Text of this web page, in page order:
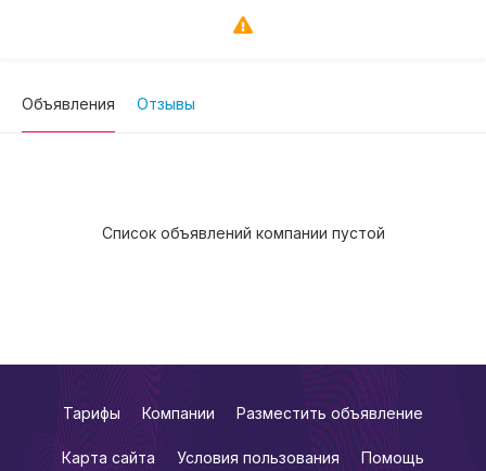
Объявления Отзывы
Список объявлений компании пустой
Тарифы Компании Разместить объявление
Карта сайта Условия пользования Помощь